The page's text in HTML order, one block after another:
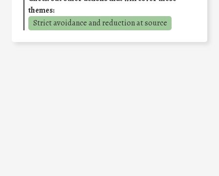
themes:
Strict avoidance and reduction at source